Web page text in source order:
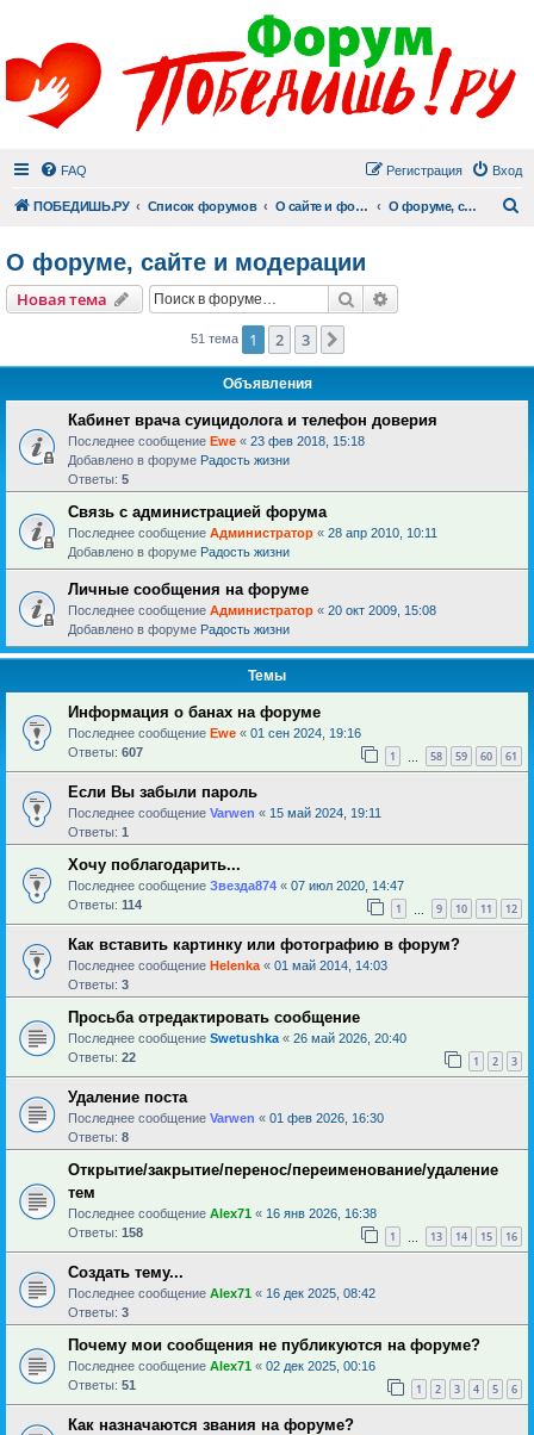
FAQ Вход
Регистрация
ПОБЕДИШЬ.РУ Список форумов О сайте и форуме О форуме, сайте и модерации
О форуме, сайте и модерации
Новая тема Поиск
51 тема 1 2 3
Объявления
Кабинет врача суицидолога и телефон доверия
Последнее сообщение Ewe « 23 фев 2018, 15:18
Добавлено в форуме Радость жизни
Ответы: 5
Связь с администрацией форума
Последнее сообщение Администратор « 28 апр 2010, 10:11
Добавлено в форуме Радость жизни
Личные сообщения на форуме
Последнее сообщение Администратор « 20 окт 2009, 15:08
Добавлено в форуме Радость жизни
Темы
Информация о банах на форуме
Последнее сообщение Ewe « 01 сен 2024, 19:16
Ответы: 607 1 58 59 60 61
Если Вы забыли пароль
Последнее сообщение Varwen « 15 май 2024, 19:11
Ответы: 1
Хочу поблагодарить...
Последнее сообщение Звезда874 « 07 июл 2020, 14:47
Ответы: 114 1 9 10 11 12
Как вставить картинку или фотографию в форум?
Последнее сообщение Helenka « 01 май 2014, 14:03
Ответы: 3
Просьба отредактировать сообщение
Последнее сообщение Swetushka « 26 май 2026, 20:40
Ответы: 22 1 2 3
Удаление поста
Последнее сообщение Varwen « 01 фев 2026, 16:30
Ответы: 8
Открытие/закрытие/перенос/переименование/удаление
тем
Последнее сообщение Alex71 « 16 янв 2026, 16:38
Ответы: 158 1 13 14 15 16
Создать тему...
Последнее сообщение Alex71 « 16 дек 2025, 08:42
Ответы: 3
Почему мои сообщения не публикуются на форуме?
Последнее сообщение Alex71 « 02 дек 2025, 00:16
Ответы: 51 1 2 3 4 5 6
Как назначаются звания на форуме?